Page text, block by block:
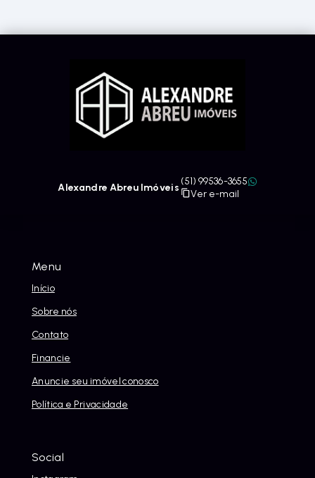
Menu
Início
Sobre nós
Contato
Financie
Anuncie seu imóvel conosco
Política e Privacidade
Social
Alexandre Abreu Imóveis
(51) 99536-3655
Ver e-mail